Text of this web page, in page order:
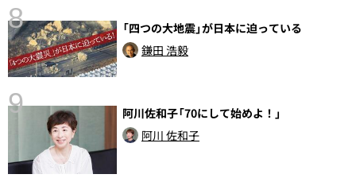
8
「四つの大地震」が日本に迫っている
鎌田 浩毅
9
阿川佐和子「70にして始めよ！」
阿川 佐和子